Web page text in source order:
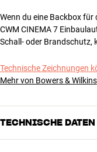
Wenn du eine Backbox für
CWM CINEMA 7
Schall- oder Brandschutz,
Technische Zeichnungen
Mehr von Bowers & Wilkins
TECHNISCHE DATEN